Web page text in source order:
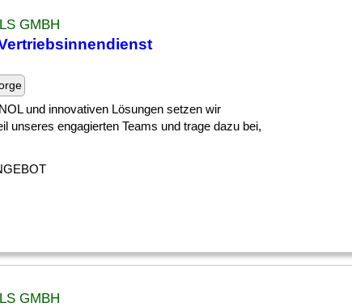
GMBH
und innovativen Lösungen setzen wir
unseres engagierten Teams und trage dazu bei,
GMBH